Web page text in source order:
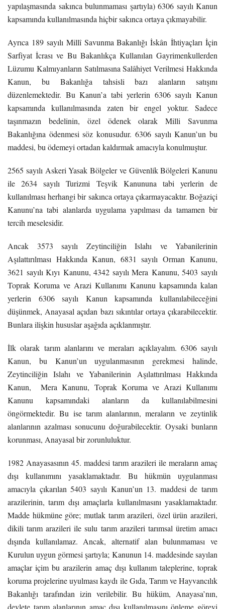
yapılaşmasında sakınca bulunmaması şartıyla) 6306 sayılı Kanun
kapsamında kullanılmasında hiçbir sakınca ortaya çıkmayabilir.
Ayrıca 189 sayılı Millî Savunma Bakanlığı İskân İhtiyaçları İçin
Sarfiyat İcrası ve Bu Bakanlıkça Kullanılan Gayrimenkullerden
Lüzumu Kalmıyanların Satılmasına Salâhiyet Verilmesi Hakkında
Kanun, bu Bakanlığa tahsisli bazı alanların satışını
düzenlemektedir. Bu Kanun’a tabi yerlerin 6306 sayılı Kanun
kapsamında kullanılmasında zaten bir engel yoktur. Sadece
taşınmazın bedelinin, özel ödenek olarak Milli Savunma
Bakanlığına ödenmesi söz konusudur. 6306 sayılı Kanun’un bu
maddesi, bu ödemeyi ortadan kaldırmak amacıyla konulmuştur.
2565 sayılı Askeri Yasak Bölgeler ve Güvenlik Bölgeleri Kanunu
ile 2634 sayılı Turizmi Teşvik Kanununa tabi yerlerin de
kullanılması herhangi bir sakınca ortaya çıkarmayacaktır. Boğaziçi
Kanunu’na tabi alanlarda uygulama yapılması da tamamen bir
tercih meselesidir.
Ancak 3573 sayılı Zeytinciliğin Islahı ve Yabanilerinin
Aşılattırılması Hakkında Kanun, 6831 sayılı Orman Kanunu,
3621 sayılı Kıyı Kanunu, 4342 sayılı Mera Kanunu, 5403 sayılı
Toprak Koruma ve Arazi Kullanımı Kanunu kapsamında kalan
yerlerin 6306 sayılı Kanun kapsamında kullanılabileceğini
düşünmek, Anayasal açıdan bazı sıkıntılar ortaya çıkarabilecektir.
Bunlara ilişkin hususlar aşağıda açıklanmıştır.
İlk olarak tarım alanlarını ve meraları açıklayalım. 6306 sayılı
Kanun, bu Kanun’un uygulanmasının gerekmesi halinde,
Zeytinciliğin Islahı ve Yabanilerinin Aşılattırılması Hakkında
Kanun, Mera Kanunu, Toprak Koruma ve Arazi Kullanımı
Kanunu kapsamındaki alanların da kullanılabilmesini
öngörmektedir. Bu ise tarım alanlarının, meraların ve zeytinlik
alanlarının azalması sonucunu doğurabilecektir. Oysaki bunların
korunması, Anayasal bir zorunluluktur.
1982 Anayasasının 45. maddesi tarım arazileri ile meraların amaç
dışı kullanımını yasaklamaktadır. Bu hükmün uygulanması
amacıyla çıkarılan 5403 sayılı Kanun’un 13. maddesi de tarım
arazilerinin, tarım dışı amaçlarla kullanılmasını yasaklamaktadır.
Madde hükmüne göre; mutlak tarım arazileri, özel ürün arazileri,
dikili tarım arazileri ile sulu tarım arazileri tarımsal üretim amacı
dışında kullanılamaz. Ancak, alternatif alan bulunmaması ve
Kurulun uygun görmesi şartıyla; Kanunun 14. maddesinde sayılan
amaçlar içim bu arazilerin amaç dışı kullanım taleplerine, toprak
koruma projelerine uyulması kaydı ile Gıda, Tarım ve Hayvancılık
Bakanlığı tarafından izin verilebilir.Bu hüküm, Anayasa’nın,
devlete tarım alanlarının amaç dışı kullanılmasını önleme görevi